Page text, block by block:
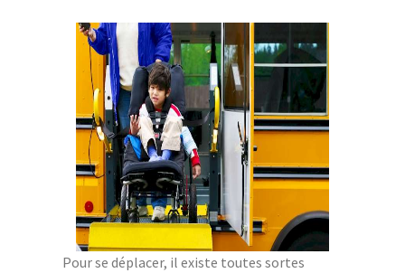
Pour se déplacer, il existe toutes sortes